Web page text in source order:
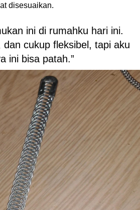
disesuaikan.
ini di rumahku hari ini.
dan cukup fleksibel, tapi aku
ini bisa patah.”